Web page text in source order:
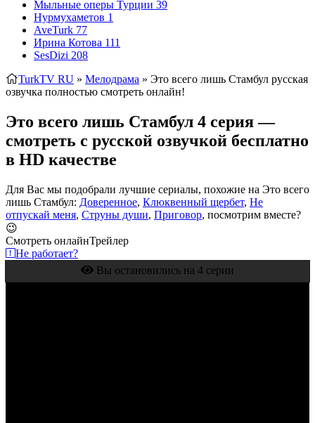
Мыльные оперы Турции 39
Нурмухаметов 1
AveTurk 77
Ирина Котова 111
SesDizi 208
TurkTV RU » Мелодрама » Это всего лишь Стамбул русская
озвучка полностью смотреть онлайн!
Это всего лишь Стамбул 4 серия —
смотреть с русской озвучкой бесплатно
в HD качестве
Для Вас мы подобрали лучшие сериалы, похожие на Это всего
лишь Стамбул: Доверенное, Клюквенный щербет, Не
отпускай меня, Струны души, Приговор, посмотрим вместе?
😉
Смотреть онлайнТрейлер
Не работает?
Вы остановились на 4 серии